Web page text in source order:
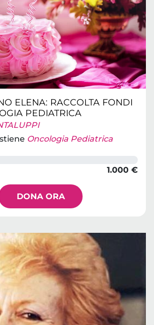
ELENA: RACCOLTA FONDI
PEDIATRICA
Oncologia Pediatrica
1.000 €
DONA ORA